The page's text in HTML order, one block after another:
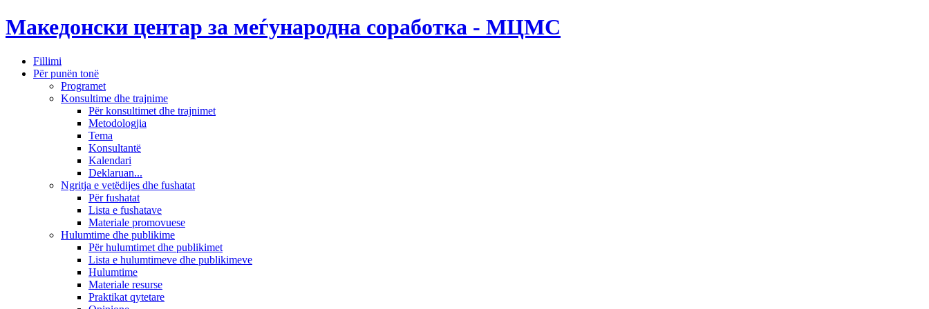
Македонски центар за меѓународна соработка - МЦМС
Fillimi
Për punën tonë
Programet
Konsultime dhe trajnime
Për konsultimet dhe trajnimet
Metodologjia
Tema
Konsultantë
Kalendari
Deklaruan...
Ngritja e vetëdijes dhe fushatat
Për fushatat
Lista e fushatave
Materiale promovuese
Hulumtime dhe publikime
Për hulumtimet dhe publikimet
Lista e hulumtimeve dhe publikimeve
Hulumtime
Materiale resurse
Praktikat qytetare